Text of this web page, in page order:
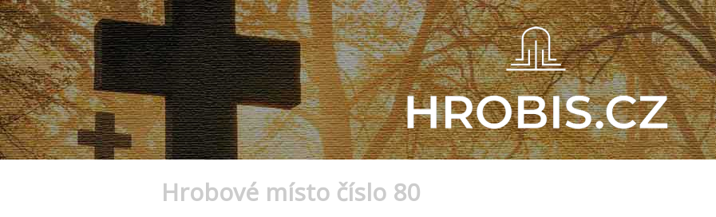
Hrobové místo číslo 80